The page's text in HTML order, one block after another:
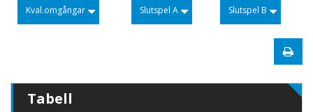
Kval.omgångar Slutspel A Slutspel B
Tabell